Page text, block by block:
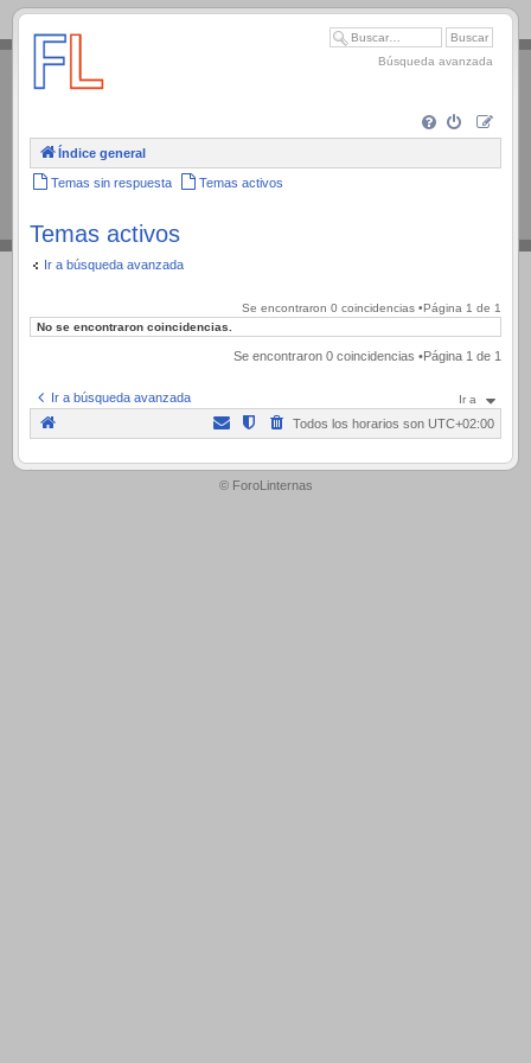
.
Búsqueda avanzada
Índice general
Temas sin respuesta Temas activos
Temas activos
Ir a búsqueda avanzada
Se encontraron 0 coincidencias •Página 1 de 1
No se encontraron coincidencias.
Se encontraron 0 coincidencias •Página 1 de 1
Ir a búsqueda avanzada Ir a
Todos los horarios son UTC+02:00
.
© ForoLinternas